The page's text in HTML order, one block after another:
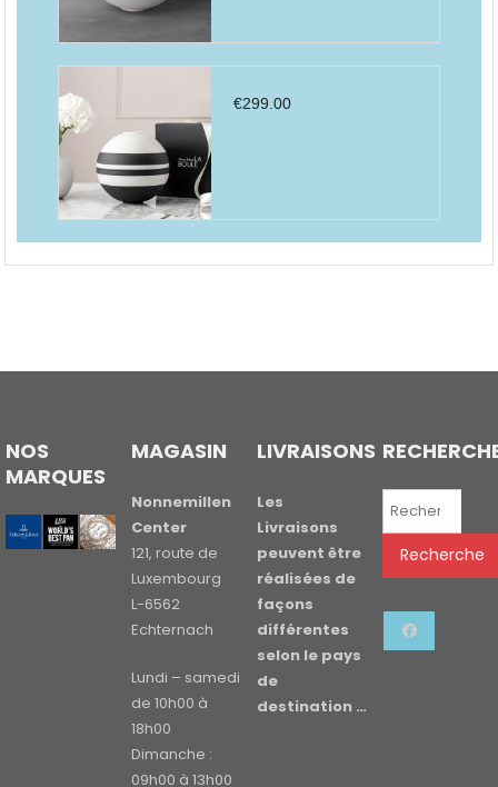
€299.00
NOS
MARQUES
MAGASIN
Nonnemillen
Center
121, route de
Luxembourg
L-6562
Echternach
Lundi – samedi
de 10h00 à
18h00
Dimanche :
09h00 à 13h00
LIVRAISONS
Les
Livraisons
peuvent être
réalisées de
façons
différentes
selon le pays
de
destination …
Recherche